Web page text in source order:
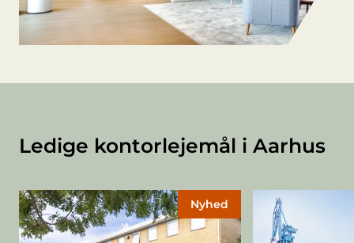
Ledige kontorlejemål i Aarhus
Nyhed